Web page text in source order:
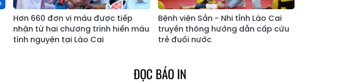
Xã Sín Chéng
Xã Nậm Xé
Xã Ngũ Chỉ
Sơn
Xã Chế Tạo
Xã Tà Xi Láng
Hơn 660 đơn vị máu được tiếp
nhận từ hai chương trình hiến máu
tình nguyện tại Lào Cai
Bệnh viện Sản - Nhi tỉnh Lào Cai
truyền thông hướng dẫn cấp cứu
trẻ đuối nước
ĐỌC BÁO IN